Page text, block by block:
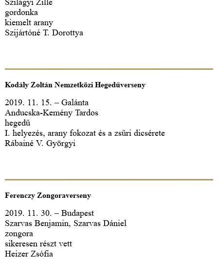
gordonka
kiemelt arany
Szijártóné T. Dorottya
Kodály Zoltán Nemzetközi Hegedűverseny
2019. 11. 15. – Galánta
Anducska-Kemény Tardos
hegedű
I. helyezés, arany fokozat és a zsűri dicsérete
Rábainé V. Györgyi
Ferenczy Zongoraverseny
2019. 11. 30. – Budapest
Szarvas Benjamin, Szarvas Dániel
zongora
sikeresen részt vett
Heizer Zsófia